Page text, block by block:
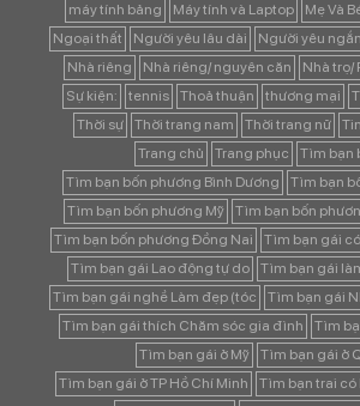
máy tính bảng
Máy tính và Laptop Mẹ Và
Ngoại thất
Người yêu lâu dài Người yêu
Nhà riêng
Nhà riêng/ nguyên căn Nhà trọ/
Sự kiện:
tennis Thoả thuận thương mại
Thời sự
Thời trang nam Thời trang nữ
Trang chủ
Trang phục
Tìm bạn
Tìm bạn bốn phương Bình Dương
Tìm bạn
Tìm bạn bốn phương Mỹ
Tìm bạn bốn
Tìm bạn bốn phương Đồng Nai
Tìm bạn gái
Tìm bạn gái Lao động tự do
Tìm bạn gái
Tìm bạn gái nghề Làm đẹp (tóc
Tìm bạn gái
Tìm bạn gái thích Chăm sóc gia đình
Tìm
Tìm bạn gái ở Mỹ
Tìm bạn gái ở
Tìm bạn gái ở TP Hồ Chí Minh
Tìm bạn trai